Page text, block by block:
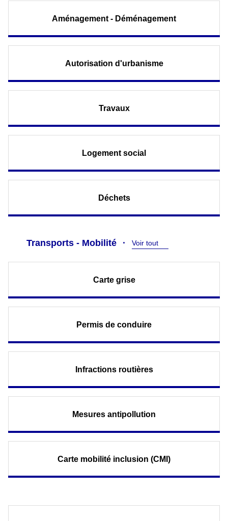
Aménagement - Déménagement
Autorisation d'urbanisme
Travaux
Logement social
Déchets
Transports - Mobilité Voir tout
Carte grise
Permis de conduire
Infractions routières
Mesures antipollution
Carte mobilité inclusion (CMI)